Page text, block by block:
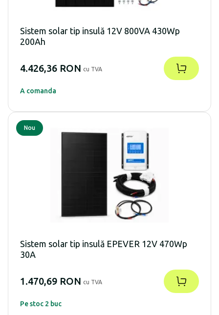
Sistem solar tip insulă 12V 800VA 430Wp
200Ah
4.426,36 RON cu TVA
A comanda
Nou
Sistem solar tip insulă EPEVER 12V 470Wp
30A
1.470,69 RON cu TVA
Pe stoc 2 buc